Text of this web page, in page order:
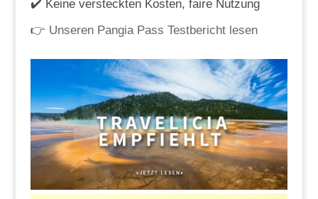
✔️ Keine versteckten Kosten, faire Nutzung
👉 Unseren Pangia Pass Testbericht lesen